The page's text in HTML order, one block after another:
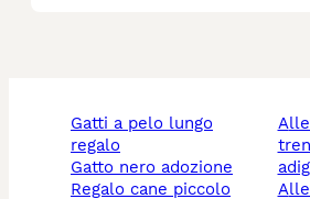
gatti a pelo lungo
regalo
gatto nero adozione
regalo cane piccolo
allevamento cani
allevamento cani